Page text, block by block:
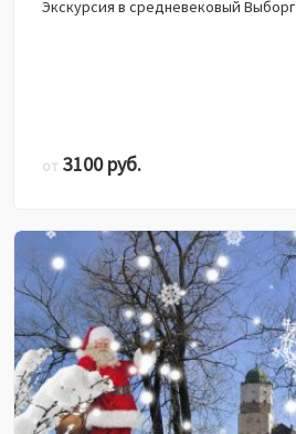
Экскурсия в средневековый Выборг
от 3100 руб.